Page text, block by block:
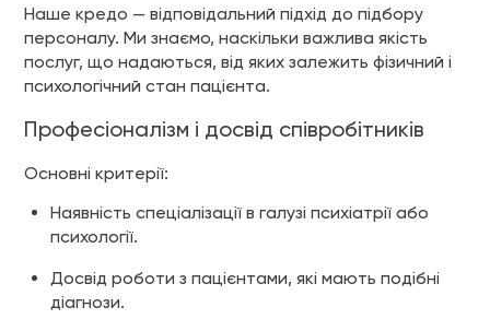
Наше кредо — відповідальний підхід до підбору
персоналу. Ми знаємо, наскільки важлива якість
послуг, що надаються, від яких залежить фізичний і
психологічний стан пацієнта.
Професіоналізм і досвід співробітників
Основні критерії:
Наявність спеціалізації в галузі психіатрії або
психології.
Досвід роботи з пацієнтами, які мають подібні
діагнози.